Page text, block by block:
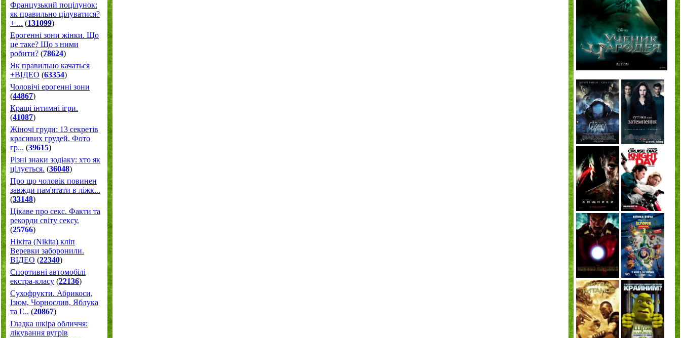
Французький поцілунок:
як правильно цілуватися?
+ ... (131099)
Ерогенні зони жінки. Що
це таке? Що з ними
робити? (78624)
Як правильно качаться
+ВІДЕО (63354)
Чоловічі ерогенні зони
(44867)
Кращі інтимні ігри.
(41087)
Жіночі груди: 13 секретів
красивих грудей. Фото
гр... (39615)
Різні знаки зодіаку: хто як
цілується. (36048)
Про що чоловік повинен
завжди пам'ятати в ліжк...
(33148)
Цікаве про секс. Факти та
рекорди світу сексу.
(25766)
Нікіта (Nikita) кліп
Веревки заборонили.
ВІДЕО (22340)
Спортивні автомобілі
екстра-класу (22136)
Cухофрукти. Абрикоси,
Ізюм, Чорнослив, Яблука
та Г... (20867)
Гладка шкіра обличчя:
лікування вугрів